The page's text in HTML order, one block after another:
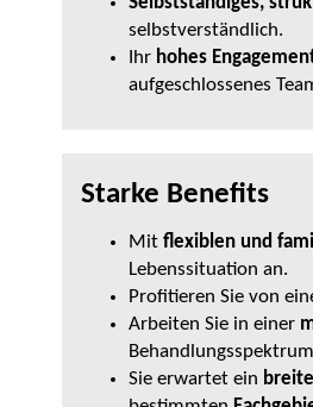
selbstverständlich.
Ihr hohes
aufgeschlossenes
Starke Benefits
Mit flexiblen und
Lebenssituation an.
Profitieren Sie von
Arbeiten Sie in einer
Behandlungsspektrum
Sie erwartet ein